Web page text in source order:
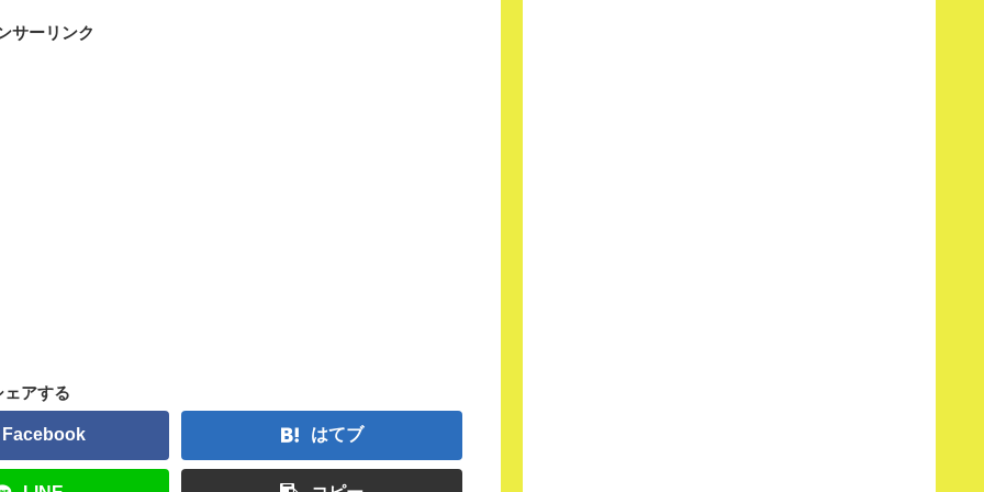
サーリンク
ェアする
Facebook はてブ